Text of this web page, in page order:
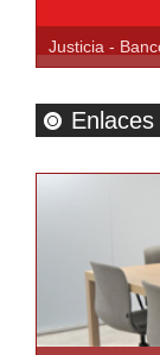
Justicia -